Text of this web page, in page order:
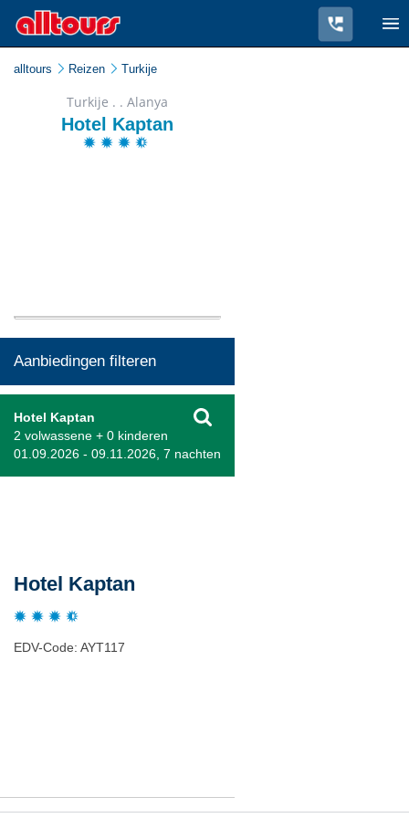
alltours Reizen Turkije
Turkije . . Alanya
Hotel Kaptan
Aanbiedingen filteren
Hotel Kaptan
2 volwassene + 0 kinderen
01.09.2026 - 09.11.2026, 7 nachten
Hotel Kaptan
EDV-Code: AYT117